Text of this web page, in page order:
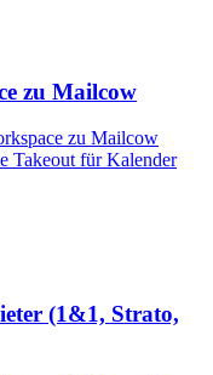
zu Mailcow
zu Mailcow
Takeout für Kalender
(1&1, Strato,